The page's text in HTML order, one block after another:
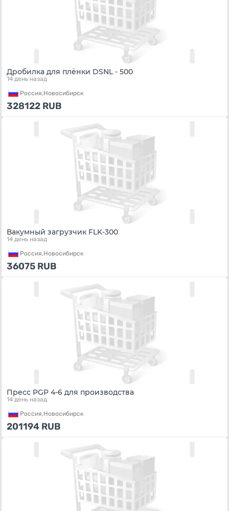
Дробилка для плёнки DSNL - 500
14 день назад
Россия,Новосибирск
328122 RUB
Вакумный загрузчик FLK-300
14 день назад
Россия,Новосибирск
36075 RUB
Пресс PGP 4-6 для производства
14 день назад
Россия,Новосибирск
201194 RUB